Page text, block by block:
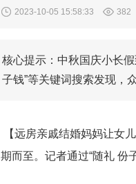
2023-10-05 15:58:33 382
核心提示：中秋国庆小长
子钱”等关键词搜索发现，
【远房亲戚结婚妈妈让女
期而至。记者通过“随礼 份